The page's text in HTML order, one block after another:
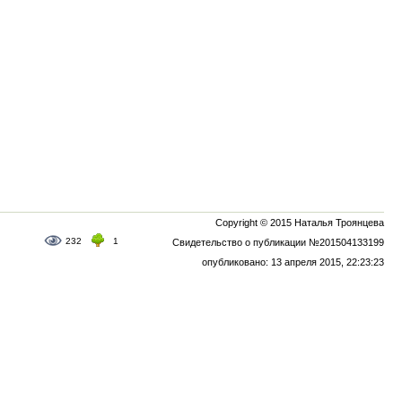
Copyright © 2015 Наталья Троянцева
Свидетельство о публикации №201504133199
опубликовано: 13 апреля 2015, 22:23:23
232 1